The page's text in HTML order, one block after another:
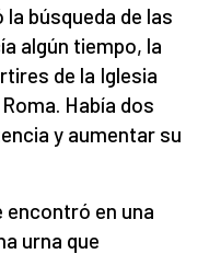
la búsqueda de las
algún tiempo, la
de la Iglesia
Había dos
y aumentar su
encontró en una
urna que